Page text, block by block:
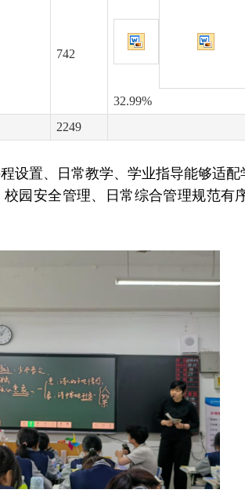
742
32.99%
2249
设置、日常教学、学业指导能够适
园安全管理、日常综合管理规范有